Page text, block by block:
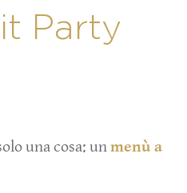
Party
una cosa: unmenù a